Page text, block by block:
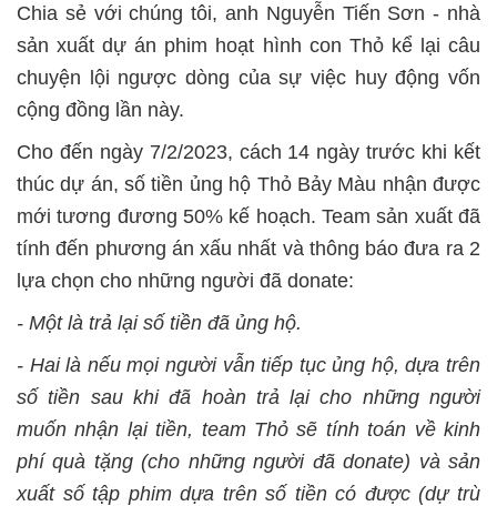
Chia sẻ với chúng tôi, anh Nguyễn Tiến Sơn - nhà
sản xuất dự án phim hoạt hình con Thỏ kể lại câu
chuyện lội ngược dòng của sự việc huy động vốn
cộng đồng lần này.
Cho đến ngày 7/2/2023, cách 14 ngày trước khi kết
thúc dự án, số tiền ủng hộ Thỏ Bảy Màu nhận được
mới tương đương 50% kế hoạch. Team sản xuất đã
tính đến phương án xấu nhất và thông báo đưa ra 2
lựa chọn cho những người đã donate:
- Một là trả lại số tiền đã ủng hộ.
- Hai là nếu mọi người vẫn tiếp tục ủng hộ, dựa trên
số tiền sau khi đã hoàn trả lại cho những người
muốn nhận lại tiền, team Thỏ sẽ tính toán về kinh
phí quà tặng (cho những người đã donate) và sản
xuất số tập phim dựa trên số tiền có được (dự trù